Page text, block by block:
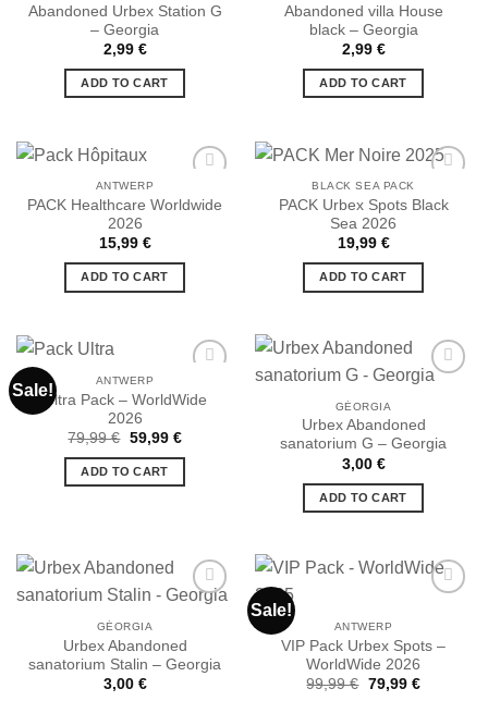
Ajouter
Abandoned Urbex Station G
– Georgia
2,99 €
ADD TO CART
Ajouter
à la liste
Abandoned villa House
black – Georgia
2,99 €
ADD TO CART
ANTWERP
PACK Healthcare Worldwide
2026
15,99 €
ADD TO CART
BLACK SEA PACK
PACK Urbex Spots Black
Sea 2026
19,99 €
ADD TO CART
Sale!
à la liste
ANTWERP
Ultra Pack – WorldWide
2026
79,99€ Original
was:
79,99 €.
59,99 €Current
ADD TO CART
Ajouter
à la liste
GÉORGIA
Urbex Abandoned
sanatorium G – Georgia
3,00 €
ADD TO CART
Ajouter
à la liste
GÉORGIA
Urbex Abandoned
sanatorium Stalin – Georgia
3,00 €
Sale!
Ajouter
à la liste
souhaits
ANTWERP
VIP Pack Urbex Spots –
WorldWide 2026
99,99€ Original
79,99 €Current